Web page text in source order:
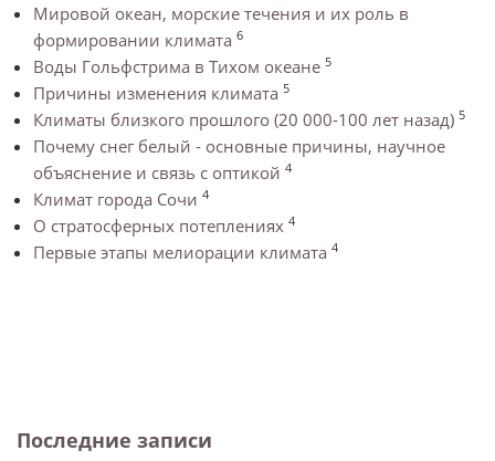
Мировой океан, морские течения и их роль в
формировании климата 6
Воды Гольфстрима в Тихом океане 5
Причины изменения климата 5
Климаты близкого прошлого (20 000-100 лет назад) 5
Почему снег белый - основные причины, научное
объяснение и связь с оптикой 4
Климат города Сочи 4
О стратосферных потеплениях 4
Первые этапы мелиорации климата 4
Последние записи